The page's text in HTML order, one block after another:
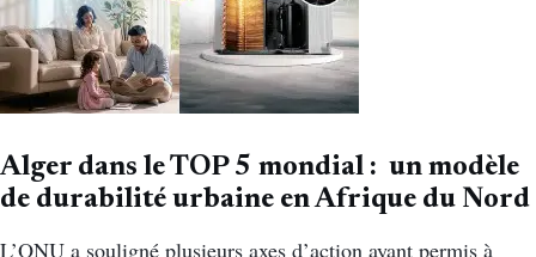
Alger dans le TOP 5 mondial : un modèle
de durabilité urbaine en Afrique du Nord
L’ONU a souligné plusieurs axes d’action ayant permis à